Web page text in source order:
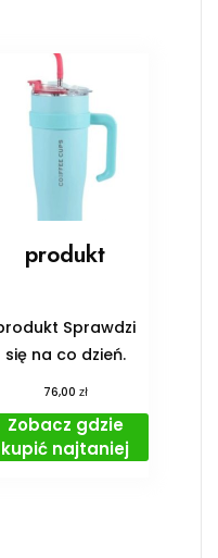
produkt
Sprawdzi
się na co dzień.
76,00 zł
Zobacz gdzie
kupić najtaniej